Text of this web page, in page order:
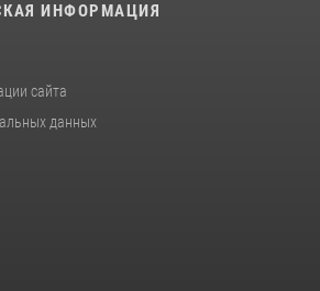
ИНФОРМАЦИЯ
сайта
данных